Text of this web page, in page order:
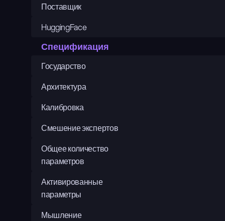
Поставщик
HuggingFace
Спецификация
Государство
Архитектура
Калибровка
Смешение экспертов
Общее количество
параметров
Активированные
параметры
Мышление